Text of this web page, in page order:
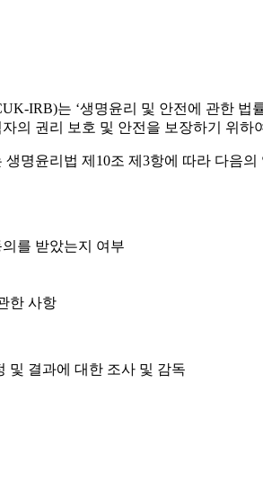
IRB)는 ‘생명윤리 및 안전에 관한
의 권리 보호 및 안전을 보장하기 위하
명윤리법 제10조 제3항에 따라 다음의
를 받았는지 여부
한 사항
및 결과에 대한 조사 및 감독